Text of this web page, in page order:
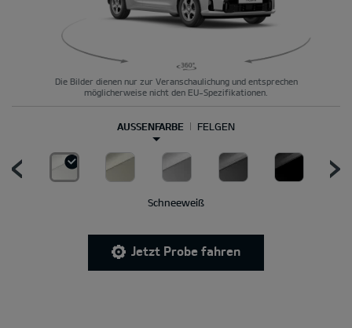
Die Bilder dienen nur zur Veranschaulichung und entsprechen
möglicherweise nicht den EU-Spezifikationen.
AUSSENFARBE FELGEN
Schneeweiß
Jetzt Probe fahren